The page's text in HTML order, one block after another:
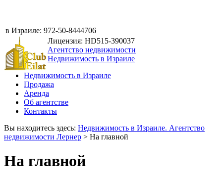
в Израиле: 972-50-8444706
Лицензия: HD515-390037
Агентство недвижимости
Недвижимость в Израиле
Недвижимость в Израиле
Продажа
Аренда
Об агентстве
Контакты
Вы находитесь здесь: Недвижимость в Израиле. Агентство
недвижимости Лернер > На главной
На главной